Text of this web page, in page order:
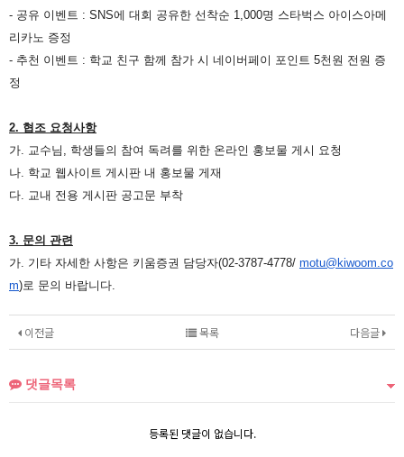
- 공유 이벤트 : SNS에 대회 공유한 선착순 1,000명 스타벅스 아이스아메
리카노 증정
- 추천 이벤트 : 학교 친구 함께 참가 시 네이버페이 포인트 5천원 전원 증
정
2. 협조 요청사항
가. 교수님 , 학생들의 참여 독려를 위한 온라인 홍보물 게시 요청
나. 학교 웹사이트 게시판 내 홍보물 게재
다. 교내 전용 게시판 공고문 부착
3. 문의 관련
가. 기타 자세한 사항은 키움증권 담당자(02-3787-4778/ motu@kiwoom.co
m)로 문의 바랍니다.
이전글 다음글
목록
댓글목록
등록된 댓글이 없습니다.